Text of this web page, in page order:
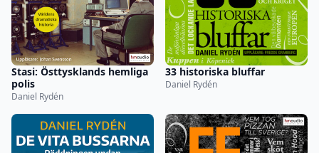
Stasi: Östtysklands hemliga
polis
Daniel Rydén
33 historiska bluffar
Daniel Rydén